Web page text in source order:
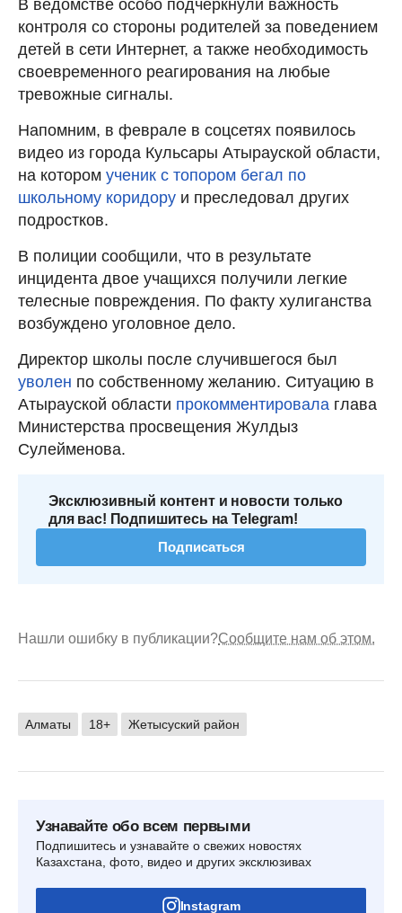
В ведомстве особо подчеркнули важность
контроля со стороны родителей за поведением
детей в сети Интернет, а также необходимость
своевременного реагирования на любые
тревожные сигналы.
Напомним, в феврале в соцсетях появилось
видео из города Кульсары Атырауской области,
на котором ученик с топором бегал по
школьному коридору и преследовал других
подростков.
В полиции сообщили, что в результате
инцидента двое учащихся получили легкие
телесные повреждения. По факту хулиганства
возбуждено уголовное дело.
Директор школы после случившегося был
уволен по собственному желанию. Ситуацию в
Атырауской области прокомментировала глава
Министерства просвещения Жулдыз
Сулейменова.
Эксклюзивный контент и новости только
для вас! Подпишитесь на Telegram!
Подписаться
Нашли ошибку в публикации?Сообщите нам об этом.
Алматы 18+ Жетысуский район
Узнавайте обо всем первыми
Подпишитесь и узнавайте о свежих новостях
Казахстана, фото, видео и других эксклюзивах
Instagram